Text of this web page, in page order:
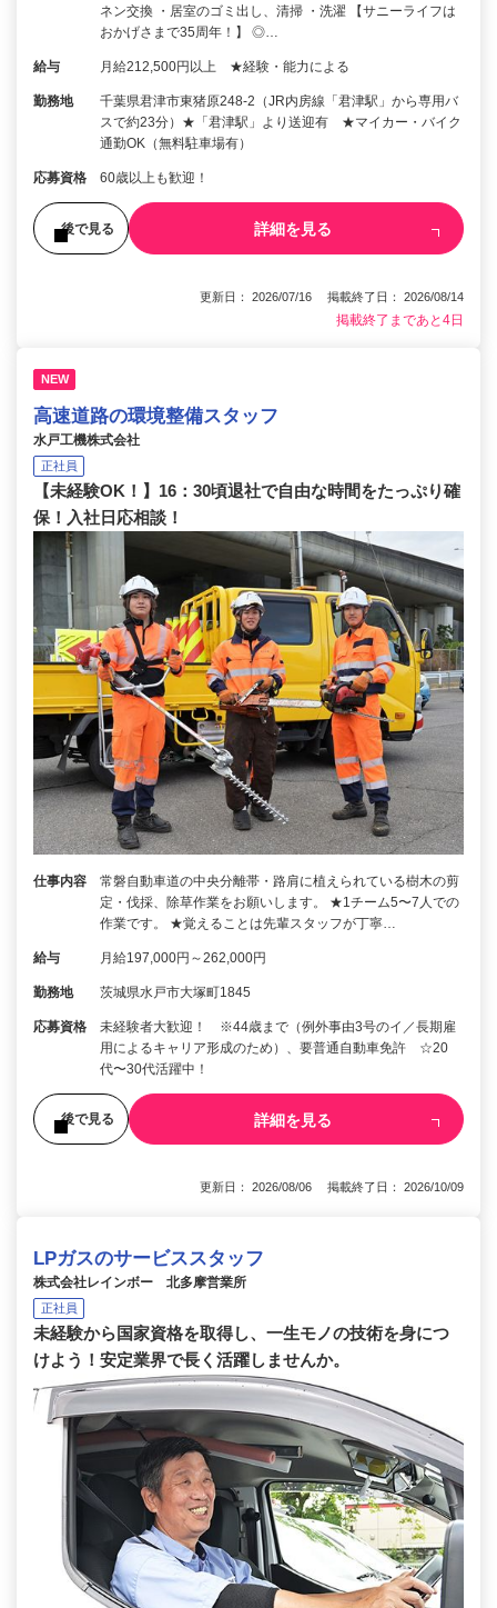
ネン交換 ・居室のゴミ出し、清掃 ・洗濯 【サニーライフは
おかげさまで35周年！】 ◎…
給与 月給212,500円以上 ★経験・能力による
勤務地
千葉県君津市東猪原248-2（JR内房線「君津駅」から専用バ
スで約23分）★「君津駅」より送迎有 ★マイカー・バイク
通勤OK（無料駐車場有）
応募資格 60歳以上も歓迎！
後で見る 詳細を見る
更新日： 2026/07/16 掲載終了日： 2026/08/14
掲載終了まであと4日
NEW
高速道路の環境整備スタッフ
水戸工機株式会社
正社員
【未経験OK！】16：30頃退社で自由な時間をたっぷり確
保！入社日応相談！
仕事内容
常磐自動車道の中央分離帯・路肩に植えられている樹木の剪
定・伐採、除草作業をお願いします。 ★1チーム5〜7人での
作業です。 ★覚えることは先輩スタッフが丁寧…
給与 月給197,000円～262,000円
勤務地 茨城県水戸市大塚町1845
応募資格
未経験者大歓迎！ ※44歳まで（例外事由3号のイ／長期雇
用によるキャリア形成のため）、要普通自動車免許 ☆20
代〜30代活躍中！
後で見る 詳細を見る
更新日： 2026/08/06 掲載終了日： 2026/10/09
LPガスのサービススタッフ
株式会社レインボー 北多摩営業所
正社員
未経験から国家資格を取得し、一生モノの技術を身につ
けよう！安定業界で長く活躍しませんか。